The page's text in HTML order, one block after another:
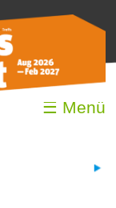
☰ Menü